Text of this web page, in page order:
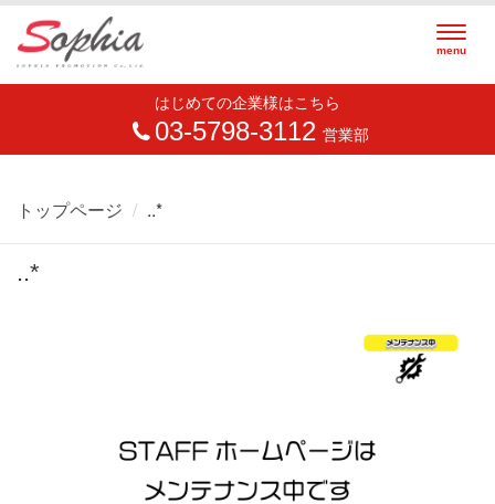
menu
はじめての企業様はこちら
03-5798-3112 営業部
トップページ ..*
..*